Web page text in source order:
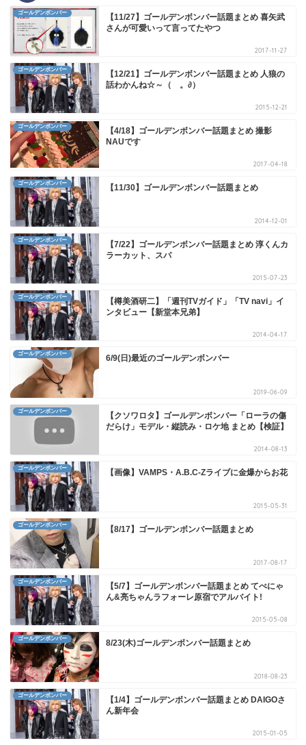
ゴールデンボンバー
【11/27】ゴールデンボンバー話題まとめ 喜矢武
さんが可愛いって言ってたやつ
2017-11-27
ゴールデンボンバー
【12/21】ゴールデンボンバー話題まとめ 人狼の
話わかんね☆～（ゝ。∂）
2015-12-21
ゴールデンボンバー
【4/18】ゴールデンボンバー話題まとめ 撮影
NAUです
2017-04-18
ゴールデンボンバー 【11/30】ゴールデンボンバー話題まとめ
2014-12-01
ゴールデンボンバー
【7/22】ゴールデンボンバー話題まとめ 淳くんカ
ラーカット、スパ
2015-07-23
ゴールデンボンバー
【樽美酒研二】「週刊TVガイド」「TV navi」イ
ンタビュー【新堂本兄弟】
2014-04-17
ゴールデンボンバー 6/9(日)最近のゴールデンボンバー
2019-06-09
ゴールデンボンバー
【クソワロタ】ゴールデンボンバー「ローラの傷
だらけ」モデル・縦読み・ロケ地 まとめ【検証】
2014-08-13
ゴールデンボンバー 【画像】VAMPS・A.B.C-Zライブに金爆からお花
2015-05-31
ゴールデンボンバー 【8/17】ゴールデンボンバー話題まとめ
2017-08-17
ゴールデンボンバー
【5/7】ゴールデンボンバー話題まとめ てぺにゃ
ん&亮ちゃんラフォーレ原宿でアルバイト!
2015-05-08
ゴールデンボンバー 8/23(木)ゴールデンボンバー話題まとめ
2018-08-23
ゴールデンボンバー
【1/4】ゴールデンボンバー話題まとめ DAIGOさ
ん新年会
2015-01-05